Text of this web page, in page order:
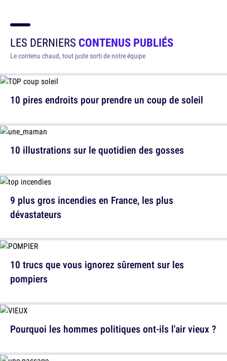
LES DERNIERS CONTENUS PUBLIÉS
Le contenu chaud, tout juste sorti de notre équipe
10 pires endroits pour prendre un coup de soleil
9 plus gros incendies en France, les plus
dévastateurs
Pourquoi les hommes politiques ont-ils l'air vieux ?
10 illustrations sur le quotidien des gosses
10 trucs que vous ignorez sûrement sur les
pompiers